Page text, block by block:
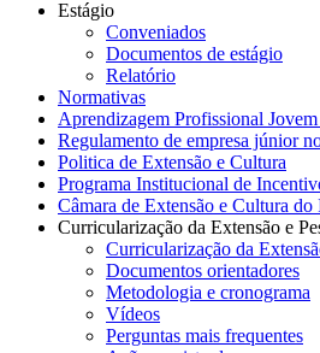
Estágio
Conveniados
Documentos de estágio
Relatório
Normativas
Aprendizagem Profissional
Regulamento de empresa júnior
Politica de Extensão e Cultura
Programa Institucional de
Câmara de Extensão e Cultura
Curricularização da Extensão e
Curricularização da
Documentos orientadores
Metodologia e cronograma
Vídeos
Perguntas mais frequentes